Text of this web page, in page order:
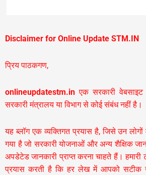
Disclaimer for Online Update STM.IN
प्रिय पाठकगण,
onlineupdatestm.in एक सरकारी
सरकारी मंत्रालय या विभाग से कोई संबंध नहीं है।
यह ब्लॉग एक व्यक्तिगत प्रयास है, जिसे उन
गया है जो सरकारी योजनाओं और अन्य शैक्षिक
अपडेटेड जानकारी प्राप्त करना चाहते हैं।
प्रयास करती है कि हर लेख में आपको सटीक